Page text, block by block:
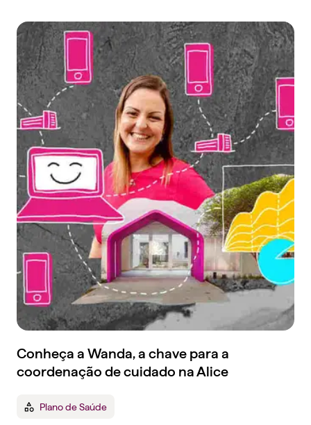
Conheça a Wanda, a chave para a
coordenação de cuidado na Alice
Plano de Saúde